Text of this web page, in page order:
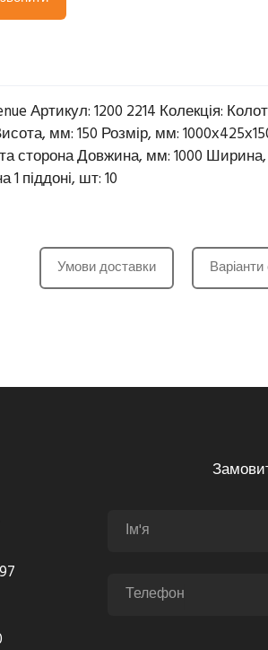
Артикул: 1200 2214 Колекція:
мм: 150 Розмір, мм: 1000х425х150
сторона Довжина, мм: 1000 Ширина,
1 піддоні, шт: 10
Умови доставки